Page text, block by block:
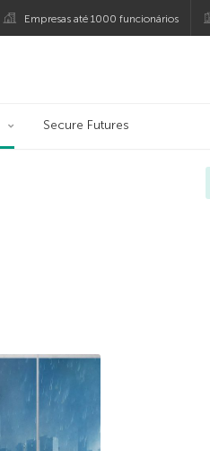
Empresas até 1000 funcionários
Secure Futures